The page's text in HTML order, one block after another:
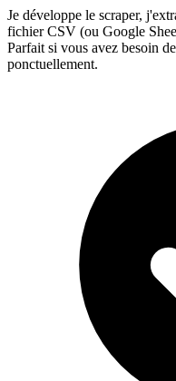
Je développe le scraper,
fichier CSV (ou Google
Parfait si vous avez besoin
ponctuellement.